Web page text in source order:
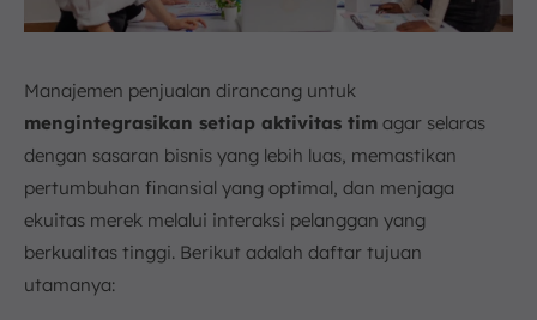
Manajemen penjualan dirancang untuk
mengintegrasikan setiap aktivitas tim agar selaras
dengan sasaran bisnis yang lebih luas, memastikan
pertumbuhan finansial yang optimal, dan menjaga
ekuitas merek melalui interaksi pelanggan yang
berkualitas tinggi. Berikut adalah daftar tujuan
utamanya: